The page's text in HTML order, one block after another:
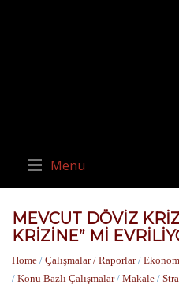
Menu
MEVCUT DÖVİZ
KRİZİNE” Mİ
Home / Çalışmalar / Raporlar/
/ Konu Bazlı Çalışmalar/ Makale /